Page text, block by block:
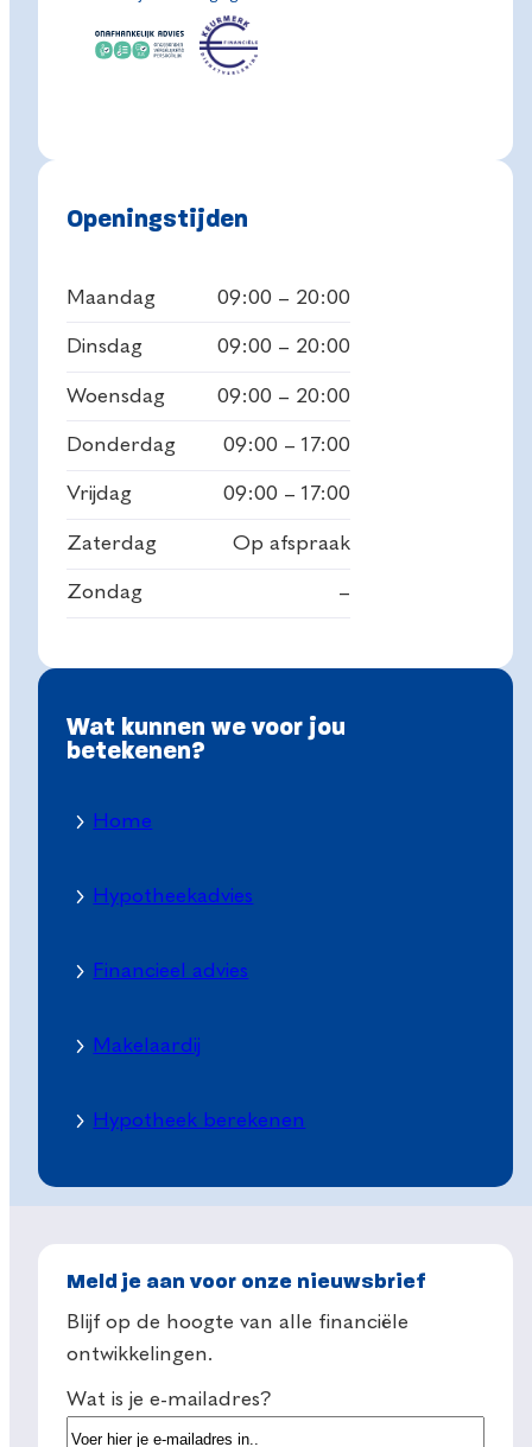
Openingstijden
Maandag 09:00 – 20:00
Dinsdag 09:00 – 20:00
Woensdag 09:00 – 20:00
Donderdag 09:00 – 17:00
Vrijdag 09:00 – 17:00
Zaterdag Op afspraak
Zondag –
Wat kunnen we voor jou
betekenen?
Home
Hypotheekadvies
Financieel advies
Makelaardij
Hypotheek berekenen
Meld je aan voor onze nieuwsbrief
Blijf op de hoogte van alle financiële
ontwikkelingen.
Wat is je e-mailadres?